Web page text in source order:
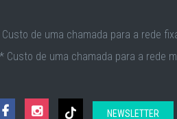
de uma chamada para a rede
Custo de uma chamada para a rede
NEWSLETTER